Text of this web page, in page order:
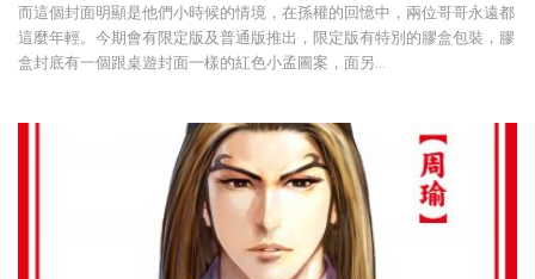
而這個封面明顯是他們小時候的情境，在孫權的回憶中，兩位哥哥永遠都
這麼年輕。今期會有限定版及普通版推出，限定版有特別的膠盒包裝，膠
盒封底有一個跟桌遊封面一樣的紅色小孟圖案，面另…